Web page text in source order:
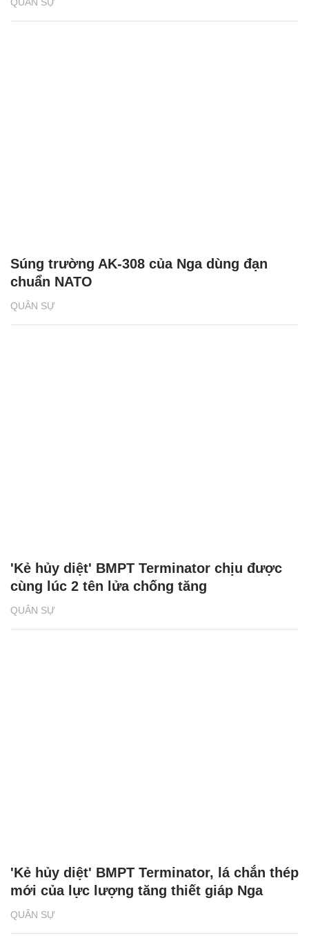
QUÂN SỰ
Súng trường AK-308 của Nga dùng đạn
chuẩn NATO
QUÂN SỰ
'Kẻ hủy diệt' BMPT Terminator chịu được
cùng lúc 2 tên lửa chống tăng
QUÂN SỰ
'Kẻ hủy diệt' BMPT Terminator, lá chắn thép
mới của lực lượng tăng thiết giáp Nga